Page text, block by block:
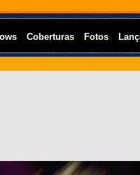
Coberturas Fotos